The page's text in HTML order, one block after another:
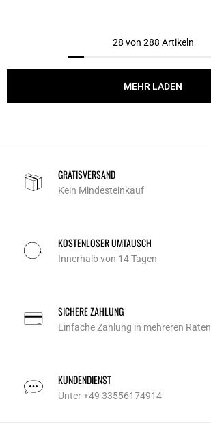
28 von 288 Artikeln
MEHR LADEN
GRATISVERSAND
Kein Mindesteinkauf
KOSTENLOSER UMTAUSCH
Innerhalb von 14 Tagen
SICHERE ZAHLUNG
Einfache Zahlung in mehreren Raten
KUNDENDIENST
Unter +49 33556174914